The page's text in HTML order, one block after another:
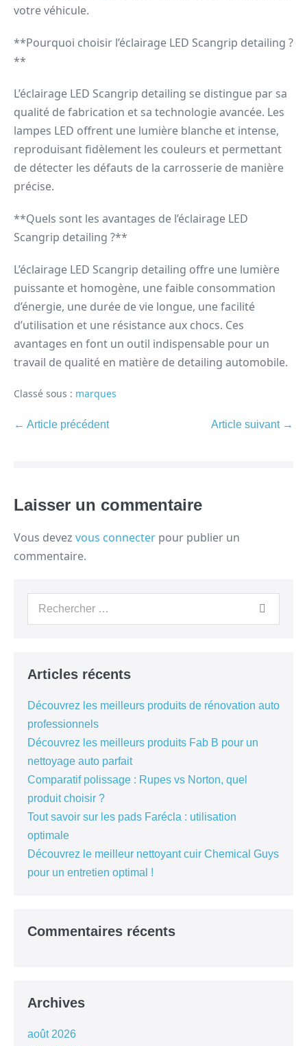
votre véhicule.
**Pourquoi choisir l’éclairage LED Scangrip detailing ?
**
L’éclairage LED Scangrip detailing se distingue par sa
qualité de fabrication et sa technologie avancée. Les
lampes LED offrent une lumière blanche et intense,
reproduisant fidèlement les couleurs et permettant
de détecter les défauts de la carrosserie de manière
précise.
**Quels sont les avantages de l’éclairage LED
Scangrip detailing ?**
L’éclairage LED Scangrip detailing offre une lumière
puissante et homogène, une faible consommation
d’énergie, une durée de vie longue, une facilité
d’utilisation et une résistance aux chocs. Ces
avantages en font un outil indispensable pour un
travail de qualité en matière de detailing automobile.
Classé sous : marques
← Article précédent Article suivant →
Laisser un commentaire
Vous devez vous connecter pour publier un
commentaire.
Articles récents
Découvrez les meilleurs produits de rénovation auto
professionnels
Découvrez les meilleurs produits Fab B pour un
nettoyage auto parfait
Comparatif polissage : Rupes vs Norton, quel
produit choisir ?
Tout savoir sur les pads Farécla : utilisation
optimale
Découvrez le meilleur nettoyant cuir Chemical Guys
pour un entretien optimal !
Commentaires récents
Archives
août 2026